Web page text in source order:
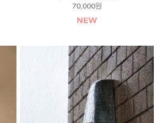
70,000원